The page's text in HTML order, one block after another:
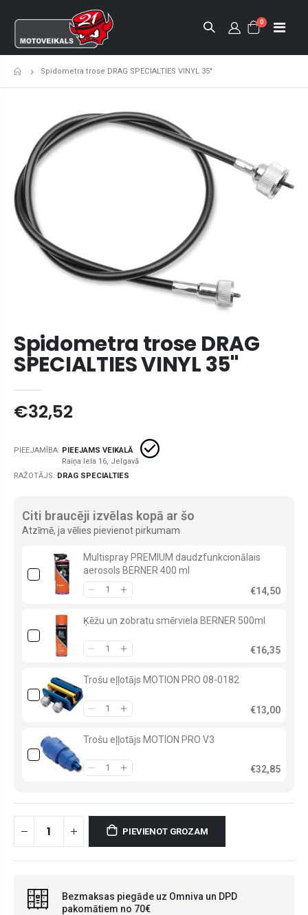
0
Sākumlapa
Spidometra trose DRAG SPECIALTIES VINYL 35"
Spidometra trose DRAG
SPECIALTIES VINYL 35"
€32,52
PIEEJAMĪBA: PIEEJAMS VEIKALĀ
RAŽOTĀJS: DRAG SPECIALTIES
Citi braucēji izvēlas kopā ar šo
Atzīmē, ja vēlies pievienot pirkumam
Multispray PREMIUM daudzfunkcionālais
aerosols BERNER 400 ml
€14,50
Ķēžu un zobratu smērviela BERNER 500ml
€16,35
Trošu eļļotājs MOTION PRO 08-0182
€13,00
Trošu eļļotājs MOTION PRO V3
€32,85
PIEVIENOT GROZAM
Bezmaksas piegāde uz Omniva un DPD
pakomātiem no 70€